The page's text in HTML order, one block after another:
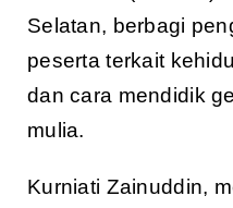
Selatan, berbagi
peserta terkait
dan cara mendidik
mulia.
Kurniati Zainuddin,